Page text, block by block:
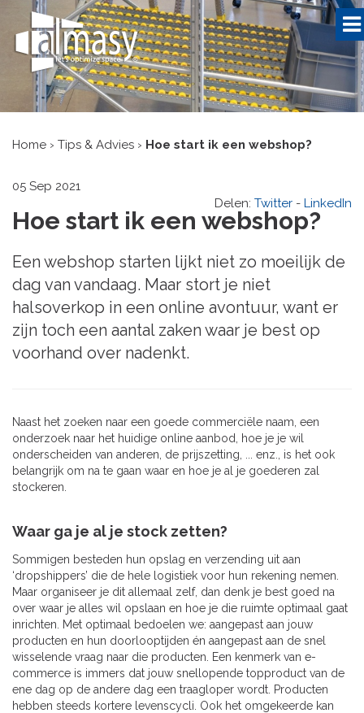
Home › Tips & Advies › Hoe start ik een webshop?
05 Sep 2021
Delen: Twitter - LinkedIn
Hoe start ik een webshop?
Een webshop starten lijkt niet zo moeilijk de
dag van vandaag. Maar stort je niet
halsoverkop in een online avontuur, want er
zijn toch een aantal zaken waar je best op
voorhand over nadenkt.
Naast het zoeken naar een goede commerciële naam, een
onderzoek naar het huidige online aanbod, hoe je je wil
onderscheiden van anderen, de prijszetting, ... enz., is het ook
belangrijk om na te gaan waar en hoe je al je goederen zal
stockeren.
Waar ga je al je stock zetten?
Sommigen besteden hun opslag en verzending uit aan
‘dropshippers’ die de hele logistiek voor hun rekening nemen.
Maar organiseer je dit allemaal zelf, dan denk je best goed na
over waar je alles wil opslaan en hoe je die ruimte optimaal gaat
inrichten. Met optimaal bedoelen we: aangepast aan jouw
producten en hun doorlooptijden én aangepast aan de snel
wisselende vraag naar die producten. Een kenmerk van e-
commerce is immers dat jouw snellopende topproduct van de
ene dag op de andere dag een traagloper wordt. Producten
hebben steeds kortere levenscycli. Ook het omgekeerde kan